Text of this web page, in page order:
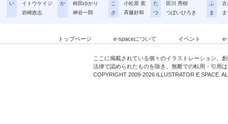
い
イトウケイジ
岩崎政志
か
柿田ゆかり
神谷一郎
こ
小松原 英
さ
斉藤好和
た
田川 秀樹
つ
つぼいひろき
ふ
古
ま
トップページ e-spaceについて イベント
ここに掲載されている個々のイラストレーション、
法律で認められたものを除き、無断での転用・引用
COPYRIGHT 2009-2026 ILLUSTRATOR E SPACE.